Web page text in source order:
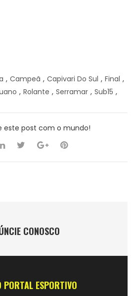
, Campeã , Capivari Do Sul , Final ,
, Rolante , Serramar , Sub15 ,
este post com o mundo!
CONOSCO
PORTAL ESPORTIVO